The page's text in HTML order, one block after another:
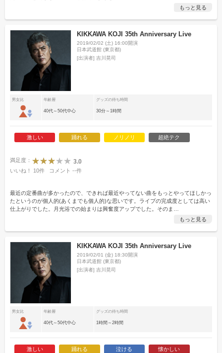
もっと見る
KIKKAWA KOJI 35th Anniversary Live
2019/02/02 (土) 16:00開演
日本武道館 (東京都)
[出演者]吉川晃司
男女比 年齢層 グッズの待ち時間
40代～50代中心 30分～1時間
激しい 踊れる ノリノリ 超絶テク
満足度： 3.0
いいね！ 10件 コメント --件
最近の定番曲が多かったので、できれば最近やってない曲をもっとやってほしかっ
たというのが個人的(あくまでも個人的)な思いです。ライブの完成度としては高い
仕上がりでした。月光浴での始まりは興奮度アップでした。そのま
もっと見る
KIKKAWA KOJI 35th Anniversary Live
2019/02/01 (金) 18:30開演
日本武道館 (東京都)
[出演者]吉川晃司
男女比 年齢層 グッズの待ち時間
40代～50代中心 1時間～2時間
激しい 踊れる 泣ける
懐かしい